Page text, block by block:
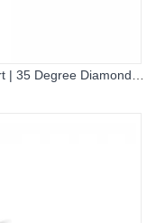
| 35 Degree Diamond